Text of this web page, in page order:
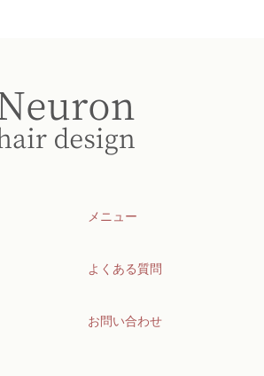
メニュー
よくある質問
お問い合わせ